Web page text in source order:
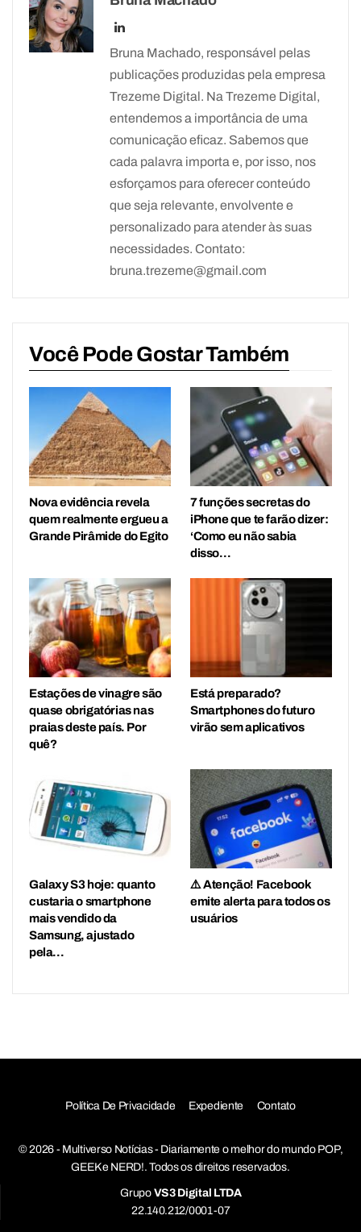
Bruna Machado, responsável pelas
publicações produzidas pela empresa
Trezeme Digital. Na Trezeme Digital,
entendemos a importância de uma
comunicação eficaz. Sabemos que
cada palavra importa e, por isso, nos
esforçamos para oferecer conteúdo
que seja relevante, envolvente e
personalizado para atender às suas
necessidades. Contato:
bruna.trezeme@gmail.com
Você Pode Gostar Também
Nova evidência revela
quem realmente ergueu a
Grande Pirâmide do Egito
7 funções secretas do
iPhone que te farão dizer:
‘Como eu não sabia
disso…
Estações de vinagre são
quase obrigatórias nas
praias deste país. Por
quê?
Está preparado?
Smartphones do futuro
virão sem aplicativos
Galaxy S3 hoje: quanto
custaria o smartphone
mais vendido da
Samsung, ajustado
pela…
⚠️ Atenção! Facebook
emite alerta para todos os
usuários
Política De Privacidade Expediente Contato
© 2026 - Multiverso Notícias - Diariamente o melhor do mundo POP,
GEEK e NERD!. Todos os direitos reservados.
Grupo VS3 Digital LTDA
22.140.212/0001-07